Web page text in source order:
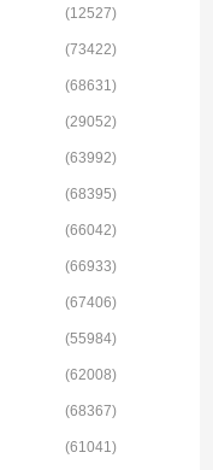
(12527)
(73422)
(68631)
(29052)
(63992)
(68395)
(66042)
(66933)
(67406)
(55984)
(62008)
(68367)
(61041)